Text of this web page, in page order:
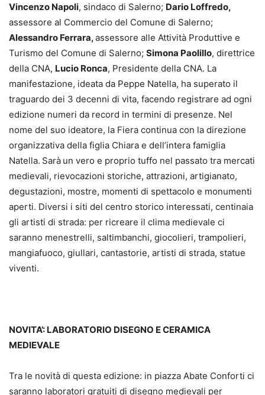
Vincenzo Napoli, sindaco di Salerno; Dario Loffredo,
assessore al Commercio del Comune di Salerno;
Alessandro Ferrara,assessore alle Attività Produttive e
Turismo del Comune di Salerno; Simona Paolillo, direttrice
della CNA, Lucio Ronca, Presidente della CNA. La
manifestazione, ideata da Peppe Natella, ha superato il
traguardo dei 3 decenni di vita, facendo registrare ad ogni
edizione numeri da record in termini di presenze. Nel
nome del suo ideatore, la Fiera continua con la direzione
organizzativa della figlia Chiara e dell’intera famiglia
Natella. Sarà un vero e proprio tuffo nel passato tra mercati
medievali, rievocazioni storiche, attrazioni, artigianato,
degustazioni, mostre, momenti di spettacolo e monumenti
aperti. Diversi i siti del centro storico interessati, centinaia
gli artisti di strada: per ricreare il clima medievale ci
saranno menestrelli, saltimbanchi, giocolieri, trampolieri,
mangiafuoco, giullari, cantastorie, artisti di strada, statue
viventi.
NOVITA’: LABORATORIO DISEGNO E CERAMICA
MEDIEVALE
Tra le novità di questa edizione: in piazza Abate Conforti ci
saranno laboratori gratuiti di disegno medievali per